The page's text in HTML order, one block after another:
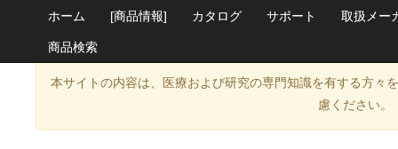
ホーム [商品情報] カタログ サポート 取扱メー
商品検索
本サイトの内容は、医療および研究の専門知識を有する方々
慮ください。